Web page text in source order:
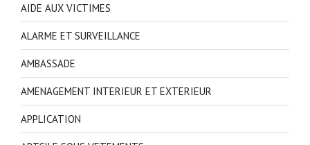
AIDE AUX VICTIMES
ALARME ET SURVEILLANCE
AMBASSADE
AMENAGEMENT INTERIEUR ET EXTERIEUR
APPLICATION